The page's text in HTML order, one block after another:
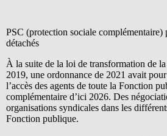
PSC (protection sociale complémentaire)
détachés
À la suite de la loi de transformation de
2019, une ordonnance de 2021 avait
l’accès des agents de toute la Fonction
complémentaire d’ici 2026. Des
organisations syndicales dans les
Fonction publique.